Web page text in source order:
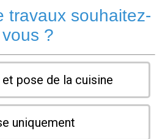
travaux souhaitez-
vous ?
pose de la cuisine
uniquement